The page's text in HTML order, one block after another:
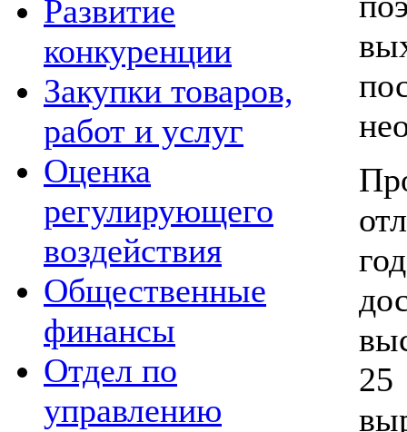
Развитие
конкуренции
Закупки товаров,
работ и услуг
Оценка
регулирующего
воздействия
Общественные
финансы
Отдел по
управлению